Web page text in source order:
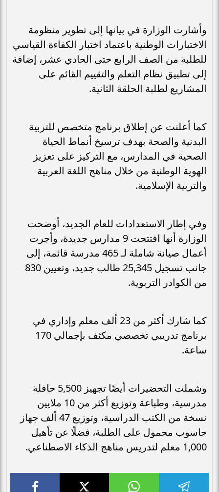
وأشارت الوزارة في بيانها إلى تطوير منظومة
الاختبارات الوطنية باعتماد اختبار الكفاءة القياسي
للطلبة من الصف الرابع حتى الحادي عشر، إضافة
إلى تطبيق نظام التعلم والتقييم القائم على
المشاريع لطلبة الحلقة الثانية.
كما أعلنت عن إطلاق برنامج متخصص للتربية
البدنية والصحة بهدف ترسيخ أنماط الحياة
الصحية في المدارس، مع التركيز على تعزيز
الهوية الوطنية من خلال مناهج اللغة العربية
والتربية الإسلامية.
وفي إطار الاستعدادات للعام الجديد، أوضحت
الوزارة أنها افتتحت 9 مدارس جديدة، وأجرت
أعمال صيانة شاملة لـ 465 مدرسة قائمة، إلى
جانب تسجيل 25,345 طالب جديد، وتعيين 830
من الكوادر التربوية.
كما شارك أكثر من 23 ألف معلم وإداري في
برنامج تدريبي تخصصي مكثف بإجمالي 170
ساعة.
وشملت التحضيرات أيضًا تجهيز 5,500 حافلة
مدرسية، وطباعة وتوزيع أكثر من 10 ملايين
نسخة من الكتب الدراسية، وتوزيع 47 ألف جهاز
حاسوب محمول على الطلبة، فضلًا عن تأهيل
1,000 معلم لتدريس مناهج الذكاء الاصطناعي.